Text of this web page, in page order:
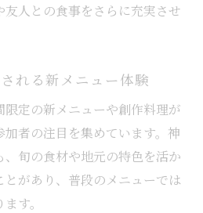
友人との食事をさらに充実させ
れる新メニュー体験
定の新メニューや創作料理が
者の注目を集めています。神
旬の食材や地元の特色を活か
とがあり、普段のメニューでは
す。